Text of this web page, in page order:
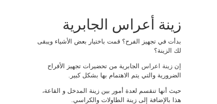
زينة أعراس الجابرية
بدأت في تجهيز الفرح؟ قمت باختيار بعض الأشياء ويبقى
لك الزينة؟
إن زينة اعراس الجابرية من تحضيرات تجهيز الأفراح
الضرورية والتي يتم الاهتمام بها بشكل كبير.
حيث أنها تنقسم لعدة أمور بين زينة المدخل و القاعة،
هذا بالإضافة إلى زينة الطاولات والكراسي.